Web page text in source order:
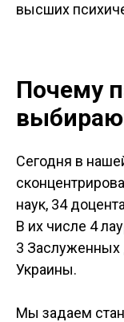
высших
Почему
Сегодня в
наук, 34
В их числе 4
3 Заслуженных
Украины.
Мы задаем